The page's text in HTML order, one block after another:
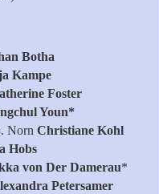
Botha
Kampe
Foster
Youn*
Norn Christiane Kohl
Hobs
von Der Damerau*
Petersamer